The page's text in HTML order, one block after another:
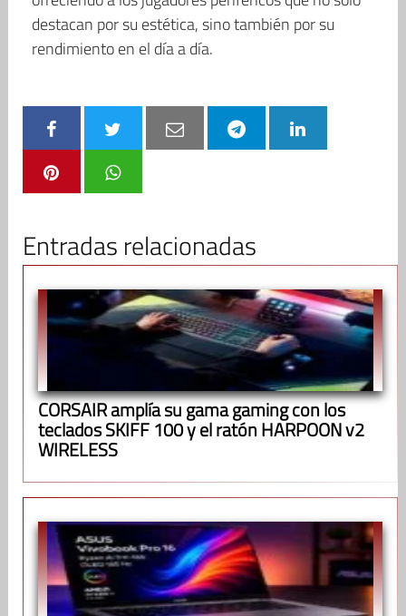
destacan por su estética, sino también por su
rendimiento en el día a día.
Entradas relacionadas
CORSAIR amplía su gama gaming con los
teclados SKIFF 100 y el ratón HARPOON v2
WIRELESS